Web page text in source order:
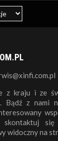
z kraju i ze
Bądź z nami
skontaktuj
widoczny na